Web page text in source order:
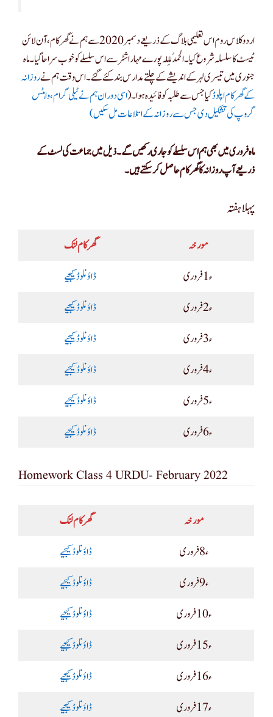
اردو کلاس روم اس تعلیمی بلاگ کے ذریعے دسمبر 2020سے ہم نے گھر کام ،آن لائن
ٹیسٹ کا سلسلہ شروع کیا ۔ الحمدُلِللہ پورے مہاراشٹر سے اس سلسلے کو خوب سراحا گیا ۔ ماہ
جنوری میں تیسری لہر کے اندیشے کے چلتے مدارس بند کئے گئے ۔اس وقت ہم نےروزانہ
کے گھر کام اپلوڈکیا جس سے طلبہ کو فائیدہ ہوا ۔ (اسی دوران ہم نے ٹیلی گرام ،واہٹس
گروپ کی تشکیل دی جس سے روزانہ کے اتلاعات مل سکیں )
ماہ فروری میں بھی ہم اس سلسلے کو جاری رکھیں گے۔ذیل میں جماعت کی لسٹ کے
ذریعے آپ روزانہ کا گھر کام حاصل کر سکتے ہیں ۔
پہلا ہفتہ
گھر کام لنک
مورخہ
ڈاؤنلوڈ کیجیے
ء1 فروری
ڈاؤنلوڈ کیجیے
ء2 فروری
ڈاؤنلوڈ کیجیے
ء3 فروری
ڈاؤنلوڈ کیجیے
ء4 فروری
ڈاؤنلوڈ کیجیے
ء5 فروری
ڈاؤنلوڈ کیجیے
ء6 فروری
Homework Class 4 URDU- February 2022
گھر کام لنک
مورخہ
ڈاؤنلوڈ کیجیے
ء8 فروری
ڈاؤنلوڈ کیجیے
ء9 فروری
ڈاؤنلوڈ کیجیے
ء10 فروری
ڈاؤنلوڈ کیجیے
ء15 فروری
ڈاؤنلوڈ کیجیے
ء16 فروری
ڈاؤنلوڈ کیجیے
ء17 فروری